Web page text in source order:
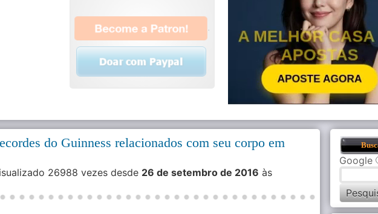
.
do Guinness relacionados com seu corpo em
26988 vezes desde 26 de setembro de 2016 às
Google